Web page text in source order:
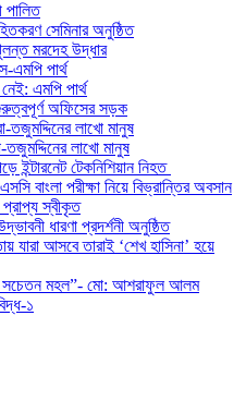
পালিত
সেমিনার অনুষ্ঠিত
মরদেহ উদ্ধার
এমপি পার্থ
এমপি পার্থ
অফিসের সড়ক
তজুমদ্দিনের লাখো মানুষ
তজুমদ্দিনের লাখো মানুষ
ইন্টারনেট টেকনিশিয়ান নিহত
বাংলা পরীক্ষা নিয়ে বিভ্রান্তির অবসান
প্রাপ্য স্বীকৃত
ধারণা প্রদর্শনী অনুষ্ঠিত
যারা আসবে তারাই ‘শেখ হাসিনা’ হয়ে
সচেতন মহল”- মো: আশরাফুল আলম
১